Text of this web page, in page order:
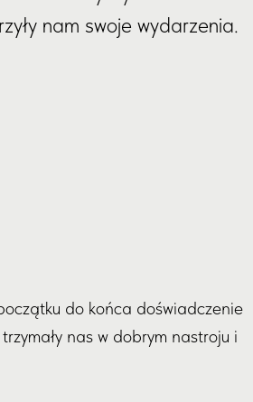
nam swoje wydarzenia.
do końca doświadczenie
nas w dobrym nastroju i